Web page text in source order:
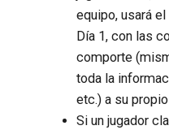
equipo, usará
Día 1, con las
comporte
toda la
etc.) a su
Si un jugador